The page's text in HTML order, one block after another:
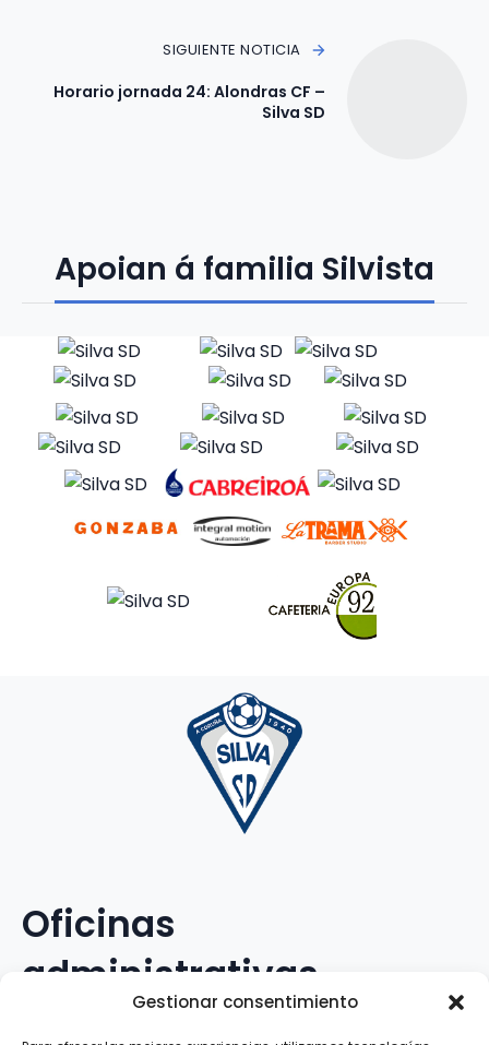
Gestionar consentimiento
SIGUIENTE NOTICIA
Horario jornada 24: Alondras CF –
Silva SD
Apoian á familia Silvista
Oficinas
administrativas